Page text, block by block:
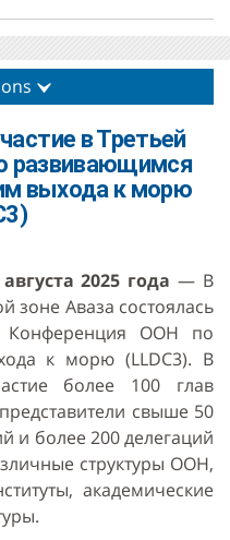
в Третьей
развивающимся
выхода к морю
2025 года— В
зоне Авaза состоялась
Конференция ООН по
к морю (LLDC3). В
более 100 глав
свыше 50
и более 200 делегаций
структуры ООН,
академические